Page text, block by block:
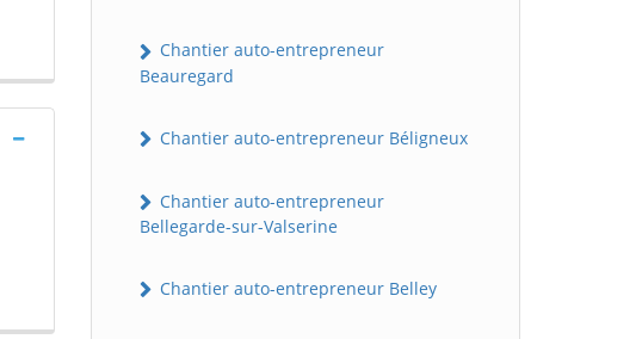
Chantier auto-entrepreneur
Beauregard
Chantier auto-entrepreneur Béligneux
Chantier auto-entrepreneur
Bellegarde-sur-Valserine
Chantier auto-entrepreneur Belley